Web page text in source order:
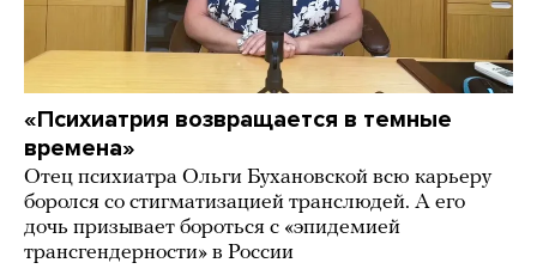
«Психиатрия возвращается в темные
времена»
Отец психиатра Ольги Бухановской всю карьеру
боролся со стигматизацией транслюдей. А его
дочь призывает бороться с «эпидемией
трансгендерности» в России